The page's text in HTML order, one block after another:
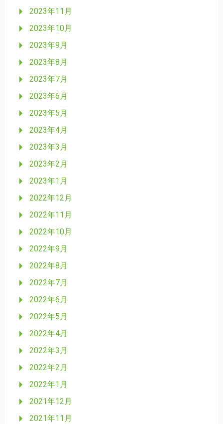
2023年11月
2023年10月
2023年9月
2023年8月
2023年7月
2023年6月
2023年5月
2023年4月
2023年3月
2023年2月
2023年1月
2022年12月
2022年11月
2022年10月
2022年9月
2022年8月
2022年7月
2022年6月
2022年5月
2022年4月
2022年3月
2022年2月
2022年1月
2021年12月
2021年11月